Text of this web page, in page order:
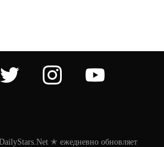
twitter instagram youtube
✭ ежедневно обновляет